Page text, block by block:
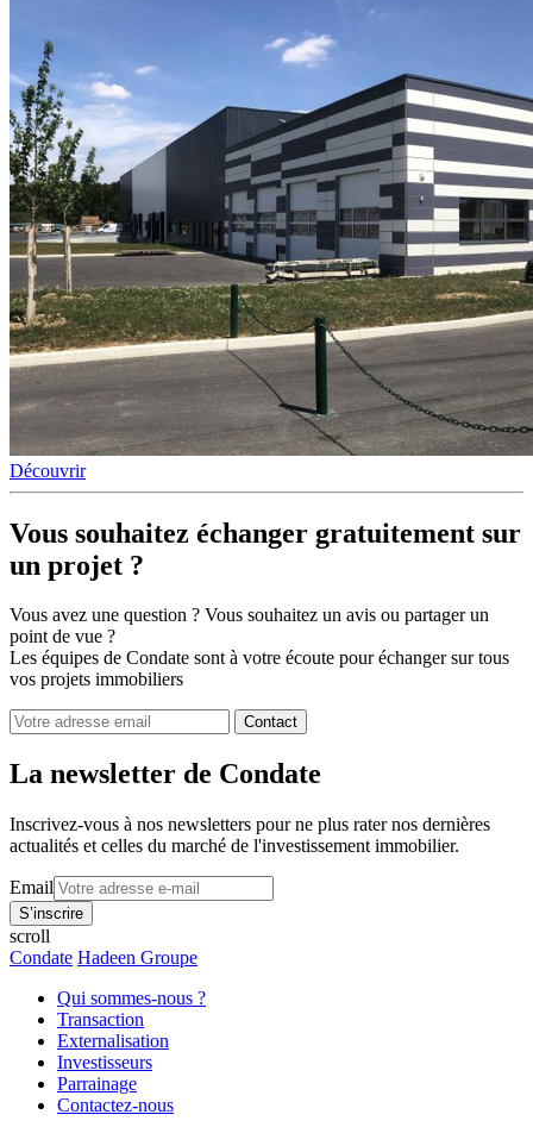
Découvrir
Vous souhaitez échanger gratuitement sur
un projet ?
Vous avez une question ? Vous souhaitez un avis ou partager un
point de vue ?
Les équipes de Condate sont à votre écoute pour échanger sur tous
vos projets immobiliers
Contact
La newsletter de Condate
Inscrivez-vous à nos newsletters pour ne plus rater nos dernières
actualités et celles du marché de l'investissement immobilier.
Email
scroll
Condate Hadeen Groupe
Qui sommes-nous ?
Transaction
Externalisation
Investisseurs
Parrainage
Contactez-nous